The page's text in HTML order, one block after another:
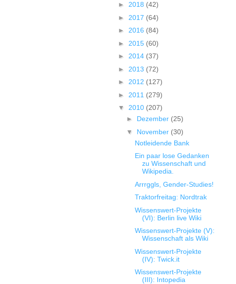
► 2018 (42)
► 2017 (64)
► 2016 (84)
► 2015 (60)
► 2014 (37)
► 2013 (72)
► 2012 (127)
► 2011 (279)
▼ 2010 (207)
► Dezember (25)
▼ November (30)
Notleidende Bank
Ein paar lose Gedanken
zu Wissenschaft und
Wikipedia.
Arrrggls, Gender-Studies!
Traktorfreitag: Nordtrak
Wissenswert-Projekte
(VI): Berlin live Wiki
Wissenswert-Projekte (V):
Wissenschaft als Wiki
Wissenswert-Projekte
(IV): Twick.it
Wissenswert-Projekte
(III): Intopedia